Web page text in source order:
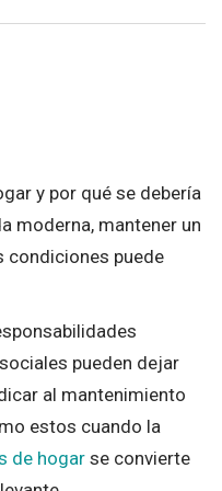
y por qué se debería
moderna, mantener un
condiciones puede
pueden dejar
al mantenimiento
estos cuando la
de hogar se convierte